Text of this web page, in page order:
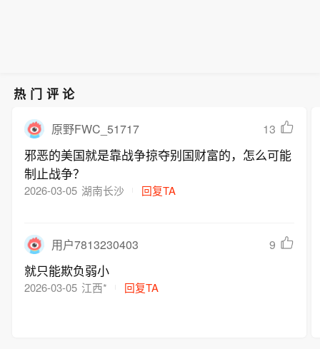
热门评论
原野FWC_51717 13
邪恶的美国就是靠战争掠夺别国财富的，怎么可能
制止战争？
2026-03-05 湖南长沙 回复TA
用户7813230403 9
就只能欺负弱小
2026-03-05 江西* 回复TA